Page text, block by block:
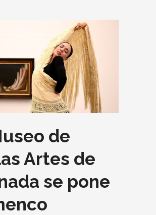
de
Artes de
se pone